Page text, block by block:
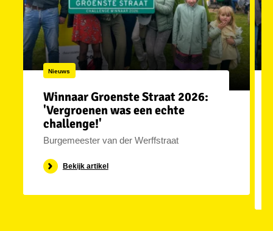
Nieuws
Winnaar Groenste Straat 2026:
'Vergroenen was een echte
challenge!'
Burgemeester van der Werffstraat
Bekijk artikel